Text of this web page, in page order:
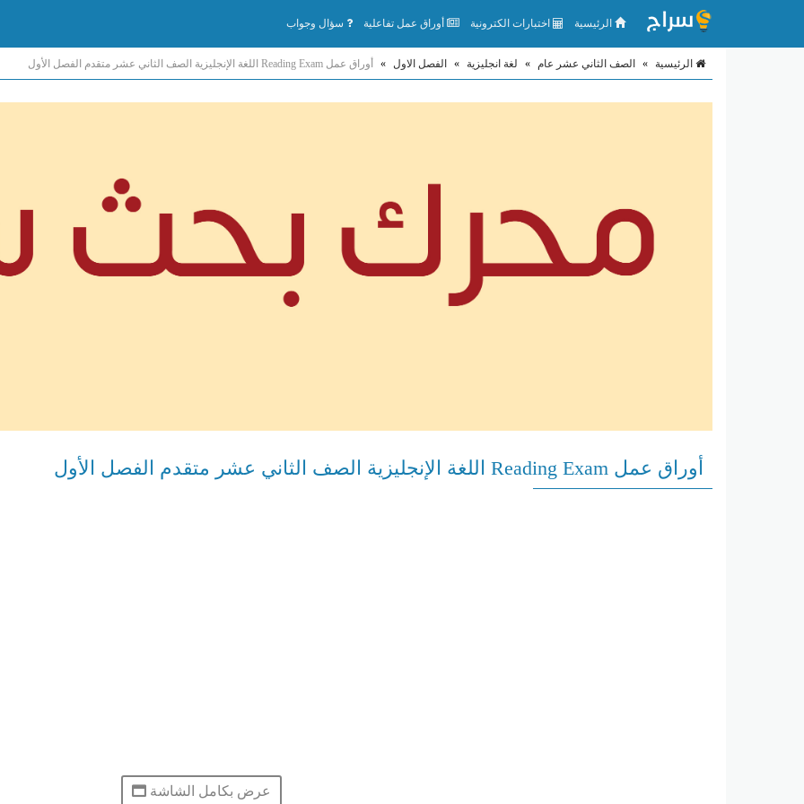
الرئيسية اختبارات الكترونية أوراق عمل تفاعلية سؤال وجواب
الرئيسية » الصف الثاني عشر عام » لغة انجليزية » الفصل الاول » أوراق عمل Reading Exam اللغة الإنجليزية الصف الثاني عشر متقدم الفصل الأول
أوراق عمل Reading Exam اللغة الإنجليزية الصف الثاني عشر متقدم الفصل الأول
عرض بكامل الشاشة